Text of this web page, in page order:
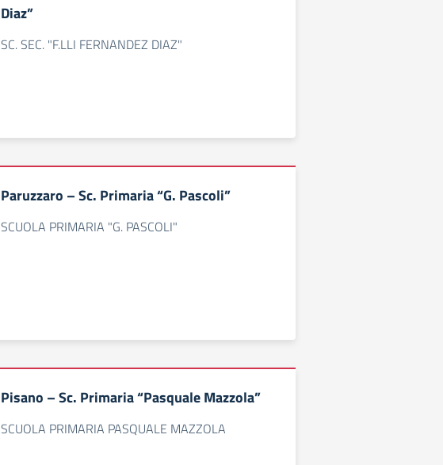
Diaz”
SC. SEC. "F.LLI FERNANDEZ DIAZ"
Paruzzaro – Sc. Primaria “G. Pascoli”
SCUOLA PRIMARIA "G. PASCOLI"
Pisano – Sc. Primaria “Pasquale Mazzola”
SCUOLA PRIMARIA PASQUALE MAZZOLA